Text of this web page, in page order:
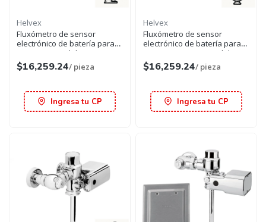
Helvex
Fluxómetro de sensor
electrónico de batería para
wc cromo spud de 38 mm
$16,259.24/ pieza
Ingresa tu CP
Helvex
Fluxómetro de sensor
electrónico de batería para
mingitorio cromo spud de 19
mm
$16,259.24/ pieza
Ingresa tu CP